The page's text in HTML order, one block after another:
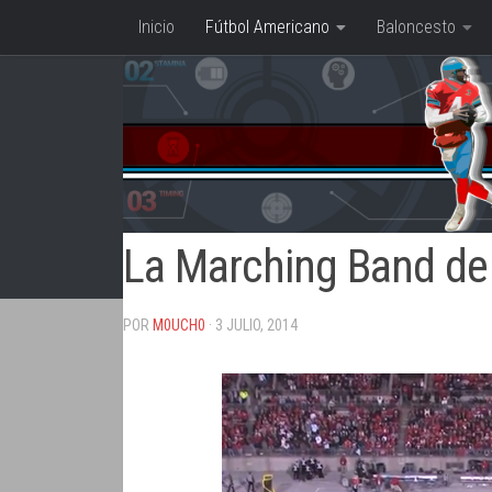
Saltar al contenido
Inicio Fútbol Americano Baloncesto
La Marching Band
POR M0UCH0 · 3 JULIO, 2014